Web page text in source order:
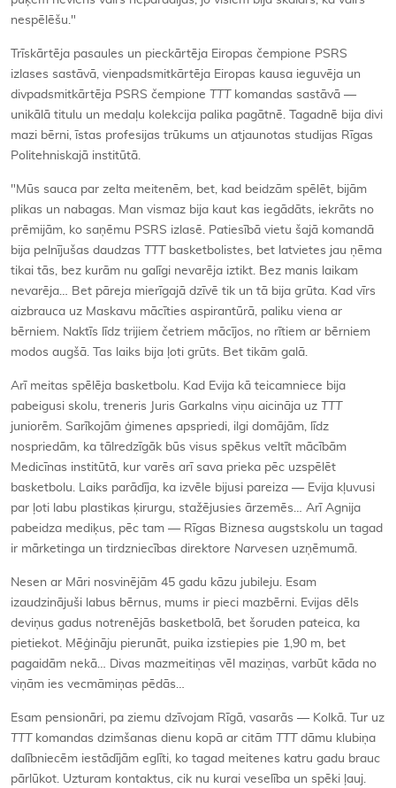
nespēlēšu."
Trīskārtēja pasaules un pieckārtēja Eiropas čempione PSRS
izlases sastāvā, vienpadsmitkārtēja Eiropas kausa ieguvēja un
divpadsmitkārtēja PSRS čempione TTTkomandas sastāvā —
unikālā titulu un medaļu kolekcija palika pagātnē. Tagadnē bija divi
mazi bērni, īstas profesijas trūkums un atjaunotas studijas Rīgas
Politehniskajā institūtā.
"Mūs sauca par zelta meitenēm, bet, kad beidzām spēlēt, bijām
plikas un nabagas. Man vismaz bija kaut kas iegādāts, iekrāts no
prēmijām, ko saņēmu PSRS izlasē. Patiesībā vietu šajā komandā
bija pelnījušas daudzas TTTbasketbolistes, bet latvietes jau ņēma
tikai tās, bez kurām nu galīgi nevarēja iztikt. Bez manis laikam
nevarēja… Bet pāreja mierīgajā dzīvē tik un tā bija grūta. Kad vīrs
aizbrauca uz Maskavu mācīties aspirantūrā, paliku viena ar
bērniem. Naktīs līdz trijiem četriem mācījos, no rītiem ar bērniem
modos augšā. Tas laiks bija ļoti grūts. Bet tikām galā.
Arī meitas spēlēja basketbolu. Kad Evija kā teicamniece bija
pabeigusi skolu, treneris Juris Garkalns viņu aicināja uz TTT
juniorēm. Sarīkojām ģimenes apspriedi, ilgi domājām, līdz
nospriedām, ka tālredzīgāk būs visus spēkus veltīt mācībām
Medicīnas institūtā, kur varēs arī sava prieka pēc uzspēlēt
basketbolu. Laiks parādīja, ka izvēle bijusi pareiza — Evija kļuvusi
par ļoti labu plastikas ķirurgu, stažējusies ārzemēs… Arī Agnija
pabeidza mediķus, pēc tam — Rīgas Biznesa augstskolu un tagad
ir mārketinga un tirdzniecības direktore Narvesen uzņēmumā.
Nesen ar Māri nosvinējām 45 gadu kāzu jubileju. Esam
izaudzinājuši labus bērnus, mums ir pieci mazbērni. Evijas dēls
deviņus gadus notrenējās basketbolā, bet šoruden pateica, ka
pietiekot. Mēģināju pierunāt, puika izstiepies pie 1,90 m, bet
pagaidām nekā… Divas mazmeitiņas vēl maziņas, varbūt kāda no
viņām ies vecmāmiņas pēdās…
Esam pensionāri, pa ziemu dzīvojam Rīgā, vasarās — Kolkā. Tur uz
TTTkomandas dzimšanas dienu kopā ar citām TTTdāmu klubiņa
dalībniecēm iestādījām eglīti, ko tagad meitenes katru gadu brauc
pārlūkot. Uzturam kontaktus, cik nu kurai veselība un spēki ļauj.